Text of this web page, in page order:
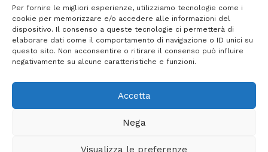
Per fornire le migliori esperienze, utilizziamo tecnologie come i
cookie per memorizzare e/o accedere alle informazioni del
dispositivo. Il consenso a queste tecnologie ci permetterà di
elaborare dati come il comportamento di navigazione o ID unici su
questo sito. Non acconsentire o ritirare il consenso può influire
negativamente su alcune caratteristiche e funzioni.
Accetta
Nega
Visualizza le preferenze
Ragusa, arrestato perché non rispettava le
prescrizioni di stare lontano dalla casa
familiare
7 AGOSTO 2026